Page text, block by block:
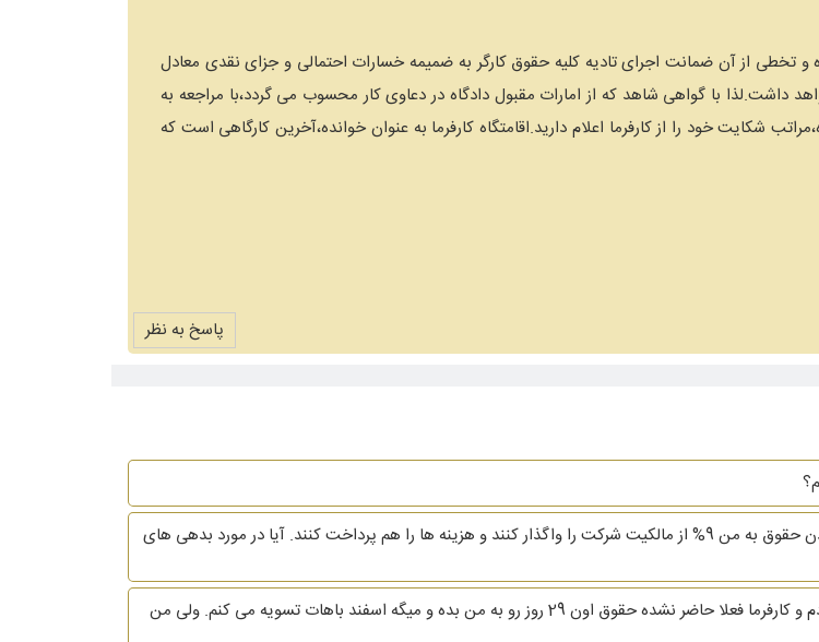
بوده و تخطی از آن ضمانت اجرای تادیه کلیه حقوق کارگر به ضمیمه خسارات احتمالی و جزای نقدی معادل
حق بیمه به نفع دولت را طبق ماده183در پی خواهد داشت.لذا با گواهی شاهد که از امارات مقبول دادگاه در دعاوی کار محسوب می گردد،با مراجعه به
شکایت خود را از کارفرما اعلام دارید.اقامتگاه کارفرما به عنوان خوانده،آخرین کارگاهی است که
پاسخ به نظر
سلام یکی از دوستانم از من خواسته که مدیرعامل شرکتشان بشوم و به جای دادن حقوق به من 9% از مالکیت شرکت را واگذار کنند و هزینه ها را هم پرداخت کنند. آیا در مورد بدهی های
سلام و وقت بخیر. من 29 ام برج ابان از شرکتی که دراون کار میکردم استعفا دادم و کارفرما فعلا حاضر نشده حقوق اون 29 روز رو به من بده و میگه اسفند باهات تسویه می کنم. ولی من